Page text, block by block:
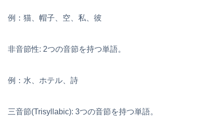
例：猫、帽子、空、私、彼
非音節性: 2つの音節を持つ単語。
例：水、ホテル、詩
三音節(Trisyllabic): 3つの音節を持つ単語。